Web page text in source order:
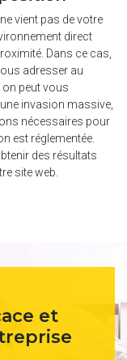
vient pas de votre
direct
Dans ce cas,
adresser au
on peut vous
invasion massive,
nécessaires pour
est réglementée.
des résultats
site web.
et